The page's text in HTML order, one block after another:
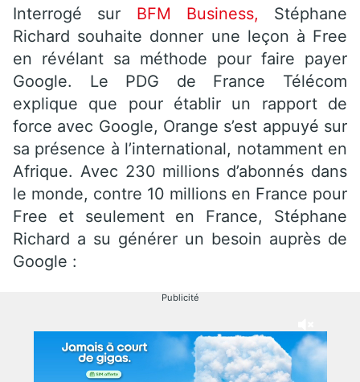
Interrogé sur BFM Business, Stéphane
Richard souhaite donner une leçon à Free
en révélant sa méthode pour faire payer
Google. Le PDG de France Télécom
explique que pour établir un rapport de
force avec Google, Orange s’est appuyé sur
sa présence à l’international, notamment en
Afrique. Avec 230 millions d’abonnés dans
le monde, contre 10 millions en France pour
Free et seulement en France, Stéphane
Richard a su générer un besoin auprès de
Google :
Publicité